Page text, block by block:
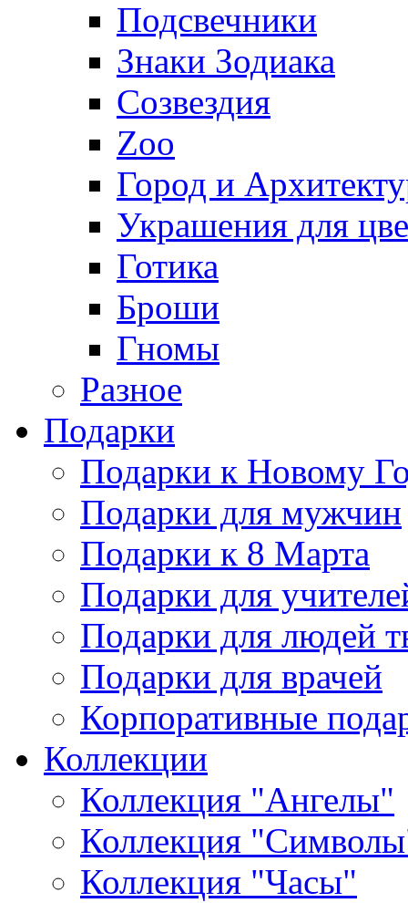
Подсвечники
Знаки Зодиака
Созвездия
Zoo
Город и
Украшения для
Готика
Броши
Гномы
Разное
Подарки
Подарки к Новому
Подарки для мужчин
Подарки к 8 Марта
Подарки для
Подарки для людей
Подарки для врачей
Корпоративные
Коллекции
Коллекция "Ангелы"
Коллекция
Коллекция "Часы"